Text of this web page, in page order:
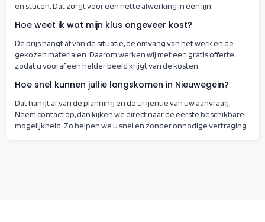
en stucen. Dat zorgt voor een nette afwerking in één lijn.
Hoe weet ik wat mijn klus ongeveer kost?
De prijs hangt af van de situatie, de omvang van het werk en de
gekozen materialen. Daarom werken wij met een gratis offerte,
zodat u vooraf een helder beeld krijgt van de kosten.
Hoe snel kunnen jullie langskomen in Nieuwegein?
Dat hangt af van de planning en de urgentie van uw aanvraag.
Neem contact op, dan kijken we direct naar de eerste beschikbare
mogelijkheid. Zo helpen we u snel en zonder onnodige vertraging.